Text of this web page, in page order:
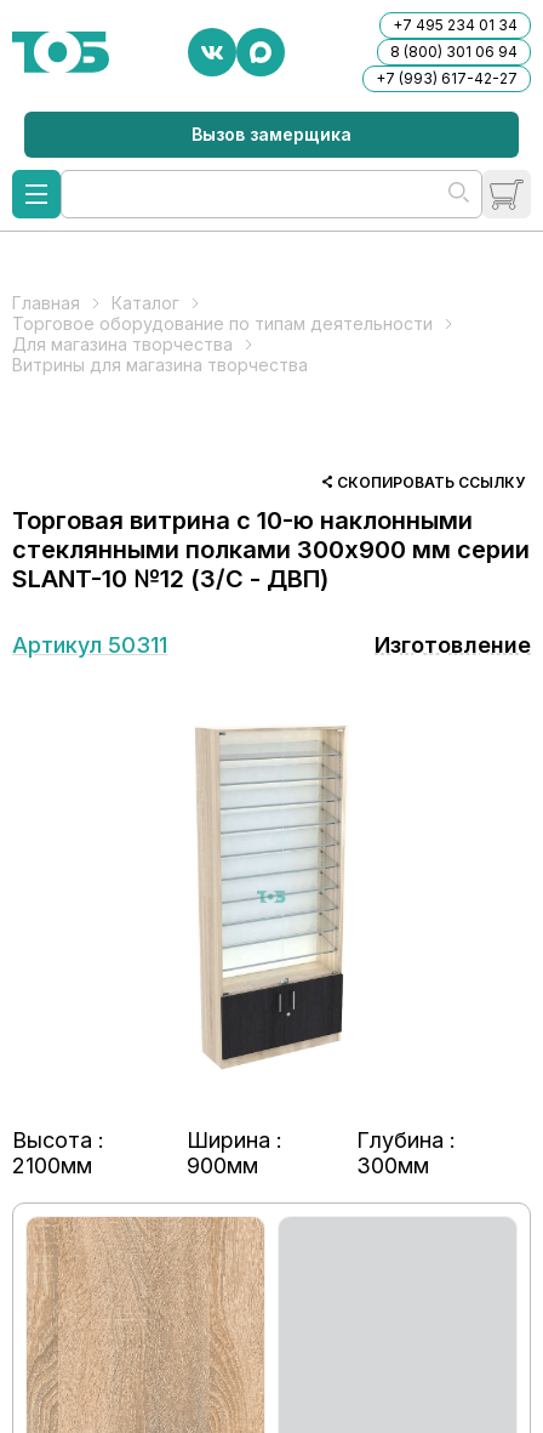
+7 495 234 01 34
8 (800) 301 06 94
+7 (993) 617-42-27
Вызов замерщика
Главная
Каталог
Торговое оборудование по типам деятельности
Для магазина творчества
Витрины для магазина творчества
СКОПИРОВАТЬ ССЫЛКУ
Торговая витрина с 10-ю наклонными
стеклянными полками 300x900 мм серии
SLANT-10 №12 (З/C - ДВП)
Артикул 50311 Изготовление
Высота :
2100мм
Ширина :
900мм
Глубина :
300мм